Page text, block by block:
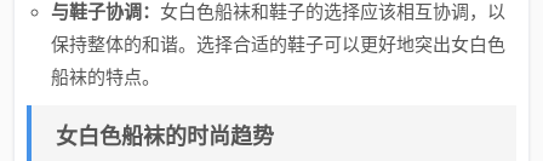
与鞋子协调： 女白色船袜和鞋子的选择应该相互协调，以
保持整体的和谐。选择合适的鞋子可以更好地突出女白色
船袜的特点。
女白色船袜的时尚趋势